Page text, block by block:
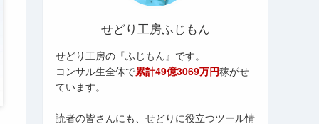
せどり工房ふじもん
せどり工房の『ふじもん』です。
コンサル生全体で累計49億3069万円稼がせ
ています。
読者の皆さんにも、せどりに役立つツール情